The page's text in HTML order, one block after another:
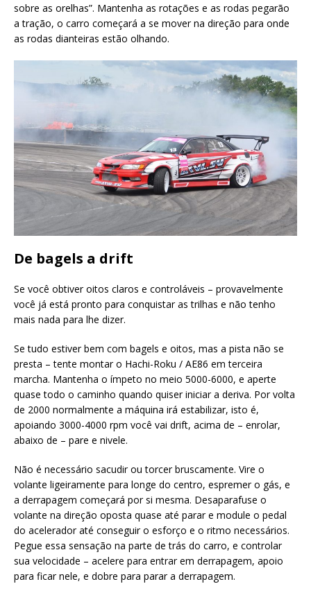
sobre as orelhas”. Mantenha as rotações e as rodas pegarão
a tração, o carro começará a se mover na direção para onde
as rodas dianteiras estão olhando.
De bagels a drift
Se você obtiver oitos claros e controláveis – provavelmente
você já está pronto para conquistar as trilhas e não tenho
mais nada para lhe dizer.
Se tudo estiver bem com bagels e oitos, mas a pista não se
presta – tente montar o Hachi-Roku / AE86 em terceira
marcha. Mantenha o ímpeto no meio 5000-6000, e aperte
quase todo o caminho quando quiser iniciar a deriva. Por volta
de 2000 normalmente a máquina irá estabilizar, isto é,
apoiando 3000-4000 rpm você vai drift, acima de – enrolar,
abaixo de – pare e nivele.
Não é necessário sacudir ou torcer bruscamente. Vire o
volante ligeiramente para longe do centro, espremer o gás, e
a derrapagem começará por si mesma. Desaparafuse o
volante na direção oposta quase até parar e module o pedal
do acelerador até conseguir o esforço e o ritmo necessários.
Pegue essa sensação na parte de trás do carro, e controlar
sua velocidade – acelere para entrar em derrapagem, apoio
para ficar nele, e dobre para parar a derrapagem.